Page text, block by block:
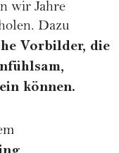
wir Jahre
Dazu
Vorbilder, die
können.